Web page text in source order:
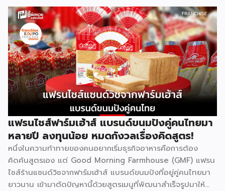
ปกครองไทยให้ความสำคัญกับการเรียนของลูกหลานเสมอ และ
Bright Up Kids คือแบรนด์แฟรนไชส์การศึกษาที่เข้ามาตอบ
โจทย์นี้ ด้วยหลักสูตรที่ได้รับการยอมรับว่าติด 1 ใน 10 กวดวิชาที่
ดีที่สุดในประเทศไทย จุดเด่นสำคัญคืองบลงทุนเริ่มต้นเพียง
79,000 บาท พร้อมระบบเทรนแบบมืออาชีพให้ฟรี ทำให้ผู้ที่ไม่มี
ประสบการณ์ด้านการสอนมาก่อนก็สามารถเป็นเจ้าของธุรกิจกวด
วิชาได้ รู้จัก Bright Up Kids ก่อนตัดสินใจ Bright Up Kids
เป็นแฟรนไชส์การศึกษาที่มีหลักสูตรครบ จบที่เดียว ครอบคลุม
วิชาหลักอย่างคณิตศาสตร์ วิทยาศาสตร์ และภาษาอังกฤษ ซึ่งเป็น
วิชาที่ผู้ปกครองส่วนใหญ่ให้ความสำคัญที่สุดในการติวเสริมให้ลูก
จุดแข็งที่ทำให้แบรนด์ได้รับความเชื่อถือคือการติดอันดับ 1 ใน 10
[…]
แฟรนไชส์ฟาร์มเฮ้าส์ แบรนด์ขนมปังคู่คนไทยมา
หลายปี ลงทุนน้อย หมดกังวลเรื่องคิดสูตร!
หนึ่งในความท้าทายของคนอยากเริ่มธุรกิจอาหารคือการต้อง
คิดค้นสูตรเอง แต่ Good Morning Farmhouse (GMF) แฟรน
ไชส์ร้านแซนด์วิชจากฟาร์มเฮ้าส์ แบรนด์ขนมปังที่อยู่คู่คนไทยมา
ยาวนาน เข้ามาตัดปัญหานี้ด้วยสูตรเมนูที่พัฒนาสำเร็จรูปมาให้